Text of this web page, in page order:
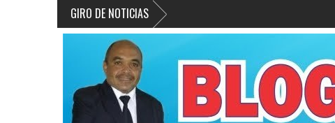
GIRO DE NOTICIAS